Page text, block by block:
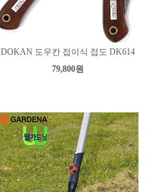
DOKAN 도우칸 접이식 접도 DK614
79,800원